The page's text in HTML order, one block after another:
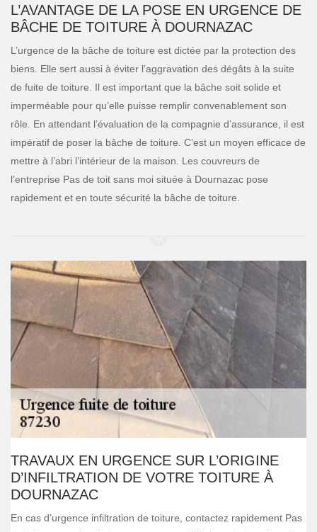
L’AVANTAGE DE LA POSE EN URGENCE DE
BÂCHE DE TOITURE À DOURNAZAC
L’urgence de la bâche de toiture est dictée par la protection des
biens. Elle sert aussi à éviter l’aggravation des dégâts à la suite
de fuite de toiture. Il est important que la bâche soit solide et
imperméable pour qu’elle puisse remplir convenablement son
rôle. En attendant l’évaluation de la compagnie d’assurance, il est
impératif de poser la bâche de toiture. C’est un moyen efficace de
mettre à l’abri l’intérieur de la maison. Les couvreurs de
l’entreprise Pas de toit sans moi située à Dournazac pose
rapidement et en toute sécurité la bâche de toiture.
TRAVAUX EN URGENCE SUR L’ORIGINE
D’INFILTRATION DE VOTRE TOITURE À
DOURNAZAC
En cas d’urgence infiltration de toiture, contactez rapidement Pas